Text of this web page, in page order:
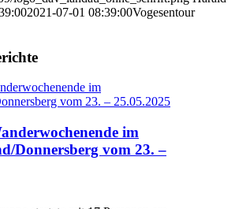
2021-07-01 08:39:00Vogesentour
im
Donnersberg vom 23. –